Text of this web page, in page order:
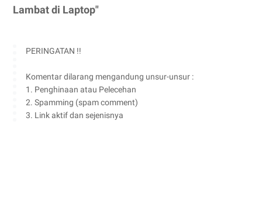
Lambat di Laptop"
PERINGATAN !!
Komentar dilarang mengandung unsur-unsur :
1. Penghinaan atau Pelecehan
2. Spamming (spam comment)
3. Link aktif dan sejenisnya